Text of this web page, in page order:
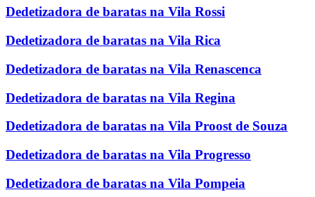
Dedetizadora de baratas na Vila Rossi
Dedetizadora de baratas na Vila Rica
Dedetizadora de baratas na Vila Renascenca
Dedetizadora de baratas na Vila Regina
Dedetizadora de baratas na Vila Proost de Souza
Dedetizadora de baratas na Vila Progresso
Dedetizadora de baratas na Vila Pompeia